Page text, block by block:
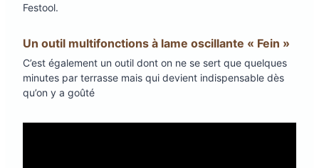
Festool.
Un outil multifonctions à lame oscillante « Fein »
C’est également un outil dont on ne se sert que quelques
minutes par terrasse mais qui devient indispensable dès
qu’on y a goûté